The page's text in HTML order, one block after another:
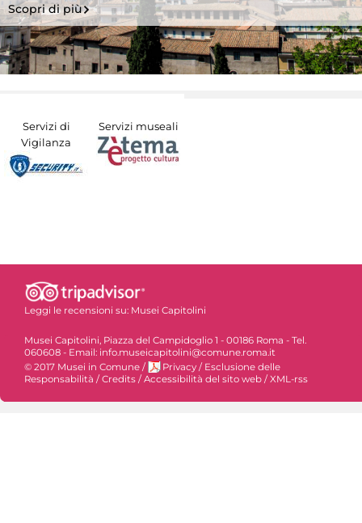
Scopri di più
Servizi di
Vigilanza
Servizi museali
Leggi le recensioni su: Musei Capitolini
Musei Capitolini, Piazza del Campidoglio 1 - 00186 Roma - Tel.
060608 - Email: info.museicapitolini@comune.roma.it
© 2017 Musei in Comune / Privacy / Esclusione delle
Responsabilità /Credits /Accessibilità del sito web /XML-rss